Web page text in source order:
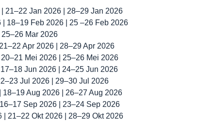
21–22 Jan 2026 | 28–29 Jan 2026
18–19 Feb 2026 | 25 –26 Feb 2026
Mar 2026
Apr 2026 | 28–29 Apr 2026
Mei 2026 | 25–26 Mei 2026
Jun 2026 | 24–25 Jun 2026
Jul 2026 | 29–30 Jul 2026
Aug 2026 | 26–27 Aug 2026
Sep 2026 | 23–24 Sep 2026
| 21–22 Okt 2026 | 28–29 Okt 2026